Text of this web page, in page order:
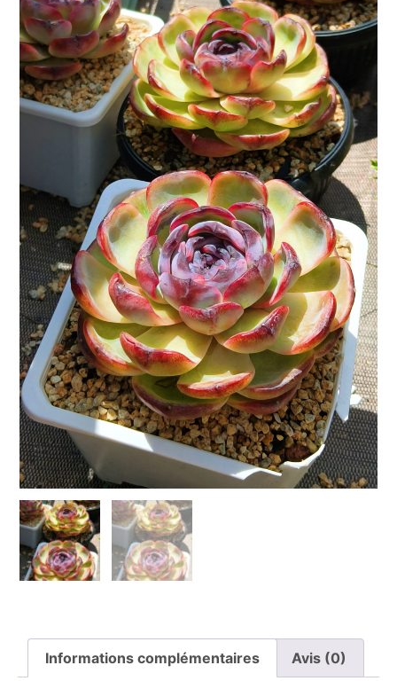
Informations complémentaires Avis (0)